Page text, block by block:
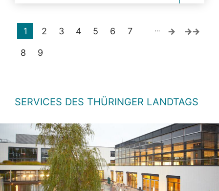
1 2 3 4 5 6 7
8 9
…
SERVICES DES THÜRINGER LANDTAGS